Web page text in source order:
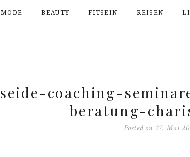
MODE BEAUTY FITSEIN REISEN
seide-coaching-
beratung-
Posted on 27. Mai